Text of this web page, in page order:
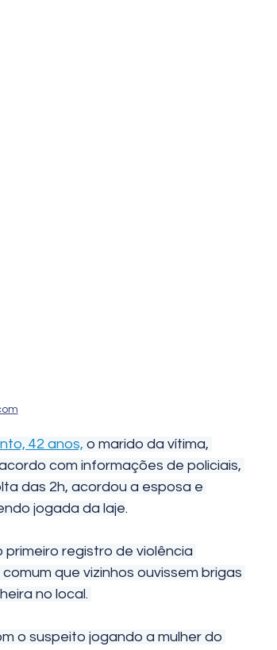
42 anos, o marido da vítima,
com informações de policiais,
das 2h, acordou a esposa e
jogada da laje.
primeiro registro de violência
que vizinhos ouvissem brigas
no local.
o suspeito jogando a mulher do